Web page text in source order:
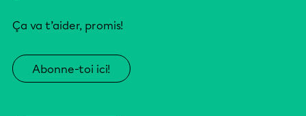
Ça va t’aider, promis!
Abonne-toi ici!